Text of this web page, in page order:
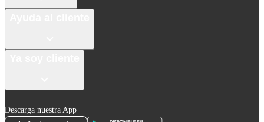
Descarga nuestra App